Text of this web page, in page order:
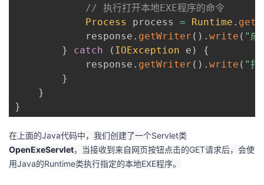
// 执行打开本地EXE程序的命令
Process
process = Runtime .
            response
. getWriter ( ) . write ( "成
}
catch ( IOException e )
{
            response
. getWriter ( ) . write ( "打
}
}
}
在上面的Java代码中，我们创建了一个Servlet类
OpenExeServlet，当接收到来自网页按钮点击的GET请求后，会使
用Java的Runtime类执行指定的本地EXE程序。